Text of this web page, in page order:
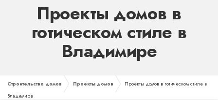
Проекты домов в
готическом стиле в
Владимире
Строительство домов Проекты домов
Проекты домов в готическом стиле в
Владимире